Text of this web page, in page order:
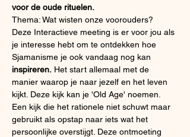
voor de oude rituelen.
Thema: Wat wisten onze voorouders?
Deze Interactieve meeting is er voor jou als
je interesse hebt om te ontdekken hoe
Sjamanisme je ook vandaag nog kan
inspireren. Het start allemaal met de
manier waarop je naar jezelf en het leven
kijkt. Deze kijk kan je 'Old Age' noemen.
Een kijk die het rationele niet schuwt maar
gebruikt als opstap naar iets wat het
persoonlijke overstijgt. Deze ontmoeting